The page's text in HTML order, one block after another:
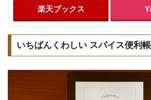
楽天ブックス
いちばんくわしい スパイス便利帳